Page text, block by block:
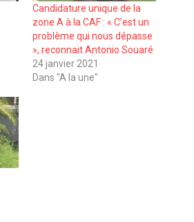
Candidature unique de la
zone A à la CAF : « C’est un
problème qui nous dépasse
», reconnait Antonio Souaré
24 janvier 2021
Dans "A la une"